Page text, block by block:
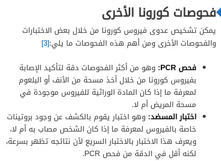
فحوصات كورونا الأخرى
يمكن تشخيص عدوى فيروس كورونا من خلال بعض الاختبارات
والفحوصات الأخرى ومن أهم هذه الفحوصات ما يلي:[3]
فحص PCR:
وهو من أكثر الفحوصات دقة لتأكيد الإصابة
بفيروس كورونا من خلال أخذ مسحة من الأنف أو البلعوم
لمعرفة ما إذا كان المادة الوراثية للفيروس موجودة في
مسحة المريض أم لا.
اختبار المسضد: وهو اختبار يقوم بالكشف عن وجود بروتينات
خاصة بالفيروس لمعرفة ما إذا كان الشخص مصاب به أم لا،
ويعرف هذا الاختبار بالاختبار السريع لأن نتائجه تظهر بسرعة،
لكنه أقل في الدقة من فحص PCR.